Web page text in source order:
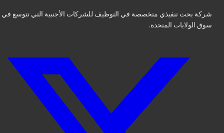
شركة بحث تنفيذي متخصصة في التوظيف للشركات الأجنبية التي تتوسع في
سوق الولايات المتحدة.